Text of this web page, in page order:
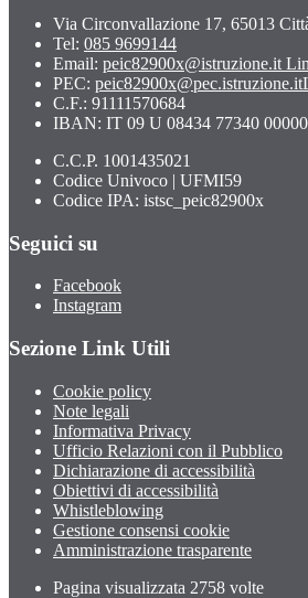
Via Circonvallazione 17, 65013
Tel: 085 9699144
Email: peic82900x@istruzione.it
PEC: peic82900x@pec.istruzione.it
C.F.: 91111570684
IBAN: IT 09 U 08434 77340
C.C.P. 1001435021
Codice Univoco | UFMI59
Codice IPA: istsc_peic82900x
Seguici su
Facebook
Instagram
Sezione Link Utili
Cookie policy
Note legali
Informativa Privacy
Ufficio Relazioni con il Pubblico
Dichiarazione di accessibilità
Obiettivi di accessibilità
Whistleblowing
Gestione consensi cookie
Amministrazione trasparente
Pagina visualizzata 2758 volte